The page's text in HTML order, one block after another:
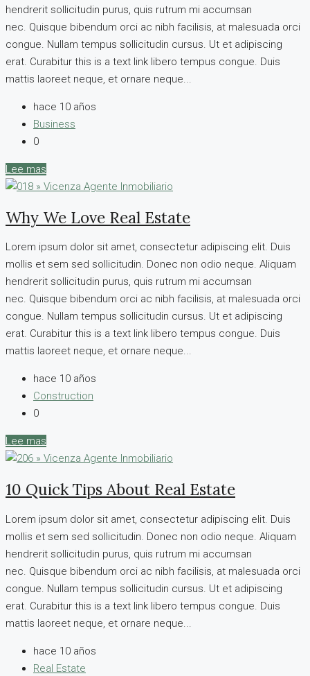
hendrerit sollicitudin purus, quis rutrum mi accumsan
nec. Quisque bibendum orci ac nibh facilisis, at malesuada orci
congue. Nullam tempus sollicitudin cursus. Ut et adipiscing
erat. Curabitur this is a text link libero tempus congue. Duis
mattis laoreet neque, et ornare neque...
hace 10 años
Business
0
Lee mas
Why We Love Real Estate
Lorem ipsum dolor sit amet, consectetur adipiscing elit. Duis
mollis et sem sed sollicitudin. Donec non odio neque. Aliquam
hendrerit sollicitudin purus, quis rutrum mi accumsan
nec. Quisque bibendum orci ac nibh facilisis, at malesuada orci
congue. Nullam tempus sollicitudin cursus. Ut et adipiscing
erat. Curabitur this is a text link libero tempus congue. Duis
mattis laoreet neque, et ornare neque...
hace 10 años
Construction
0
Lee mas
10 Quick Tips About Real Estate
Lorem ipsum dolor sit amet, consectetur adipiscing elit. Duis
mollis et sem sed sollicitudin. Donec non odio neque. Aliquam
hendrerit sollicitudin purus, quis rutrum mi accumsan
nec. Quisque bibendum orci ac nibh facilisis, at malesuada orci
congue. Nullam tempus sollicitudin cursus. Ut et adipiscing
erat. Curabitur this is a text link libero tempus congue. Duis
mattis laoreet neque, et ornare neque...
hace 10 años
Real Estate